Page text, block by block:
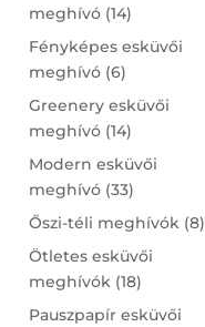
meghívó 1414
products
Fényképes esküvői
meghívó 66
products
Greenery esküvői
meghívó 1414
products
Modern esküvői
meghívó 3333
products
Őszi-téli meghívók 88
Ötletes esküvői
meghívók 1818
products
Pauszpapír esküvői